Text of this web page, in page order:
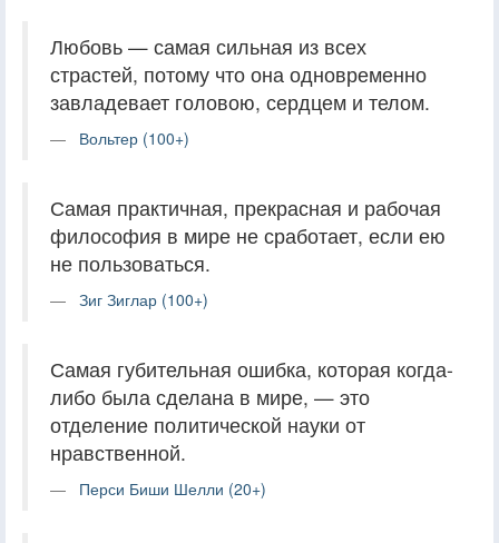
Любовь — самая сильная из всех
страстей, потому что она одновременно
завладевает головою, сердцем и телом.
Вольтер (100+)
Самая практичная, прекрасная и рабочая
философия в мире не сработает, если ею
не пользоваться.
Зиг Зиглар (100+)
Самая губительная ошибка, которая когда-
либо была сделана в мире, — это
отделение политической науки от
нравственной.
Перси Биши Шелли (20+)